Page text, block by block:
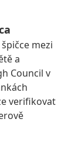
mezi
a
Council v
verifikovat